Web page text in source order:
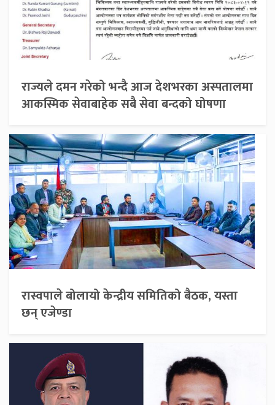
राज्यले दमन गरेको भन्दै आज देशभरका अस्पतालमा
आकस्मिक सेवाबाहेक सबै सेवा बन्दको घोषणा
रास्वपाले बोलायो केन्द्रीय समितिको बैठक, यस्ता
छन् एजेण्डा